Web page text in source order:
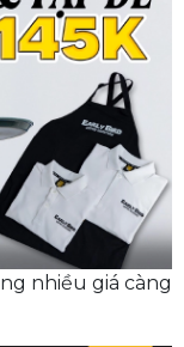
nhiều giá càng